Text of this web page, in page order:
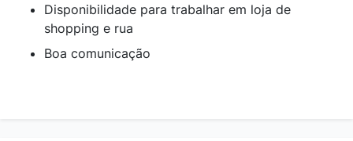
Disponibilidade para trabalhar em loja de
shopping e rua
Boa comunicação